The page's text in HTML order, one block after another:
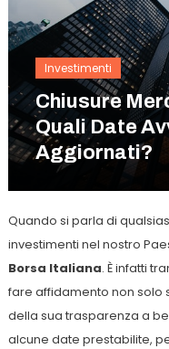
Investimenti
Chiusure
Quali Date
Aggiornati?
Quando si parla di
investimenti nel nostro
Borsa Italiana. È infatti
fare affidamento non solo
della sua trasparenza a
alcune date prestabilite,